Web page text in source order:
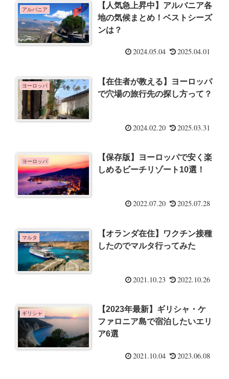
アルバニア
【人気急上昇中】アルバニア各
地の気候まとめ！ベストシーズ
ンは？
2024.05.04 2025.04.01
ヨーロッパ
【在住者が教える】ヨーロッパ
で穴場の旅行先の探し方って？
2024.02.20 2025.03.31
ヨーロッパ
【保存版】ヨーロッパで安く楽
しめるビーチリゾート10選！
2022.07.20 2025.07.28
マルタ
【オランダ在住】ワクチン接種
したのでマルタ行ってみた
2021.10.23 2022.10.26
ギリシャ
【2023年最新】ギリシャ・ケ
ファロニア島で宿泊したいエリ
ア6選
2021.10.04 2023.06.08